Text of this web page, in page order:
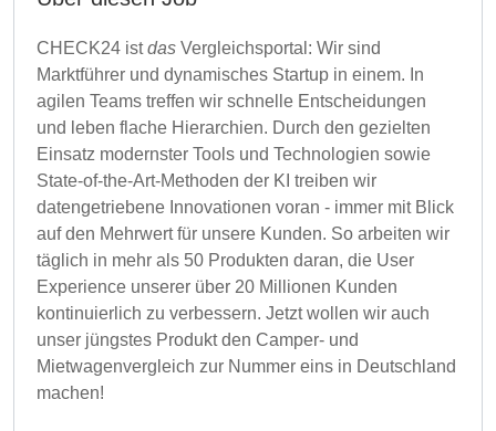
CHECK24 istdas Vergleichsportal: Wir sind
Marktführer und dynamisches Startup in einem. In
agilen Teams treffen wir schnelle Entscheidungen
und leben flache Hierarchien. Durch den gezielten
Einsatz modernster Tools und Technologien sowie
State-of-the-Art-Methoden der KI treiben wir
datengetriebene Innovationen voran - immer mit Blick
auf den Mehrwert für unsere Kunden. So arbeiten wir
täglich in mehr als 50 Produkten daran, die User
Experience unserer über 20 Millionen Kunden
kontinuierlich zu verbessern. Jetzt wollen wir auch
unser jüngstes Produkt den Camper- und
Mietwagenvergleich zur Nummer eins in Deutschland
machen!